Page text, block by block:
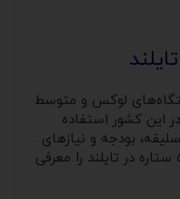
لوکس و متوسط
این کشور استفاده
بودجه و نیازهای
شما دارد. در ادامه، چند هتل معتبر و ۵ ستاره در تایلند را معرفی